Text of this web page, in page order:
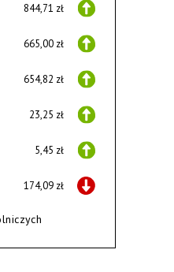
844,71 zł
665,00 zł
654,82 zł
23,25 zł
5,45 zł
174,09 zł